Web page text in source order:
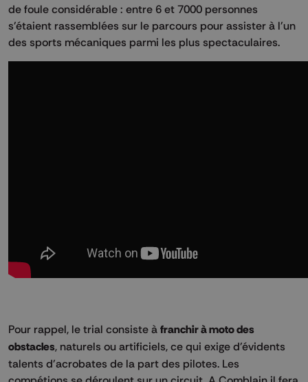
de foule considérable : entre 6 et 7000 personnes
s'étaient rassemblées sur le parcours pour assister à l'un
des sports mécaniques parmi les plus spectaculaires.
Pour rappel, le trial consiste à franchir à moto des
obstacles, naturels ou artificiels, ce qui exige d'évidents
talents d'acrobates de la part des pilotes. Les